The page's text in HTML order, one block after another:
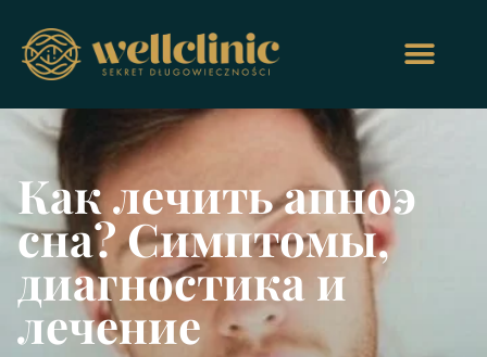
Как лечить апноэ
сна? Симптомы,
диагностика и
лечение